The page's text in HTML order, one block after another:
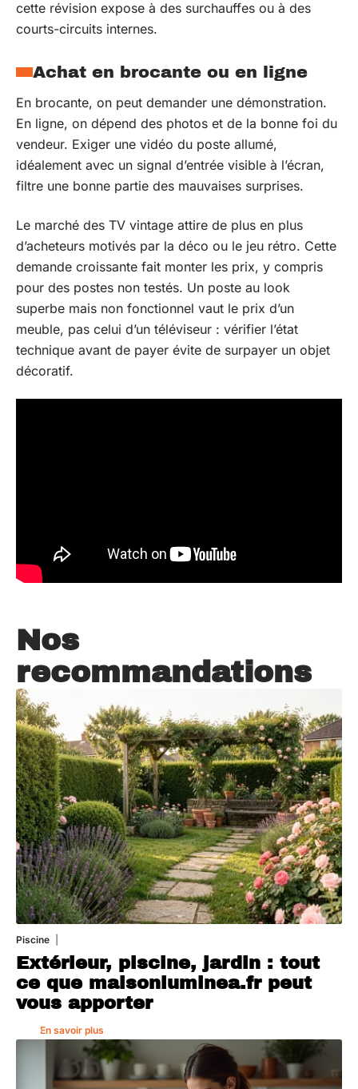
cette révision expose à des surchauffes ou à des
courts-circuits internes.
Achat en brocante ou en ligne
En brocante, on peut demander une démonstration.
En ligne, on dépend des photos et de la bonne foi du
vendeur. Exiger une vidéo du poste allumé,
idéalement avec un signal d’entrée visible à l’écran,
filtre une bonne partie des mauvaises surprises.
Le marché des TV vintage attire de plus en plus
d’acheteurs motivés par la déco ou le jeu rétro. Cette
demande croissante fait monter les prix, y compris
pour des postes non testés. Un poste au look
superbe mais non fonctionnel vaut le prix d’un
meuble, pas celui d’un téléviseur : vérifier l’état
technique avant de payer évite de surpayer un objet
décoratif.
Nos
recommandations
Piscine
Extérieur, piscine, jardin : tout
ce que maisonluminea.fr peut
vous apporter
En savoir plus